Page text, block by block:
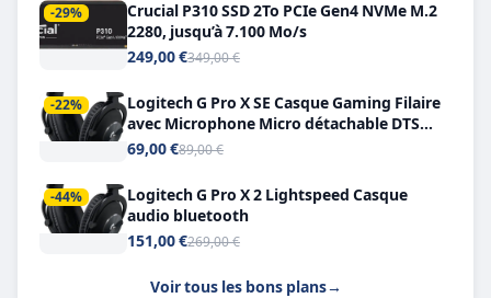
-29%
Crucial P310 SSD 2To PCIe Gen4 NVMe M.2
2280, jusqu’à 7.100 Mo/s
249,00 €349,00 €
-22%
Logitech G Pro X SE Casque Gaming Filaire
avec Microphone Micro détachable DTS
Headphone X 7.1
69,00 €89,00 €
-44%
Logitech G Pro X 2 Lightspeed Casque
audio bluetooth
151,00 €269,00 €
Voir tous les bons plans→